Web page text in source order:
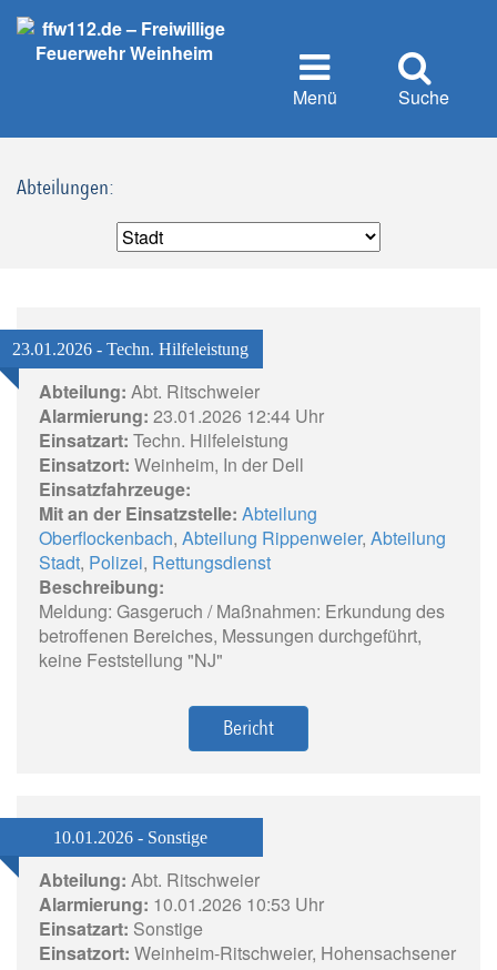
Menü Suche
Abteilungen:
23.01.2026 - Techn. Hilfeleistung
Abteilung: Abt. Ritschweier
Alarmierung: 23.01.2026 12:44 Uhr
Einsatzart: Techn. Hilfeleistung
Einsatzort: Weinheim, In der Dell
Einsatzfahrzeuge:
Mit an der Einsatzstelle: Abteilung
Oberflockenbach, Abteilung Rippenweier, Abteilung
Stadt, Polizei, Rettungsdienst
Beschreibung:
Meldung: Gasgeruch / Maßnahmen: Erkundung des
betroffenen Bereiches, Messungen durchgeführt,
keine Feststellung "NJ"
Bericht
10.01.2026 - Sonstige
Abteilung: Abt. Ritschweier
Alarmierung: 10.01.2026 10:53 Uhr
Einsatzart: Sonstige
Einsatzort: Weinheim-Ritschweier, Hohensachsener